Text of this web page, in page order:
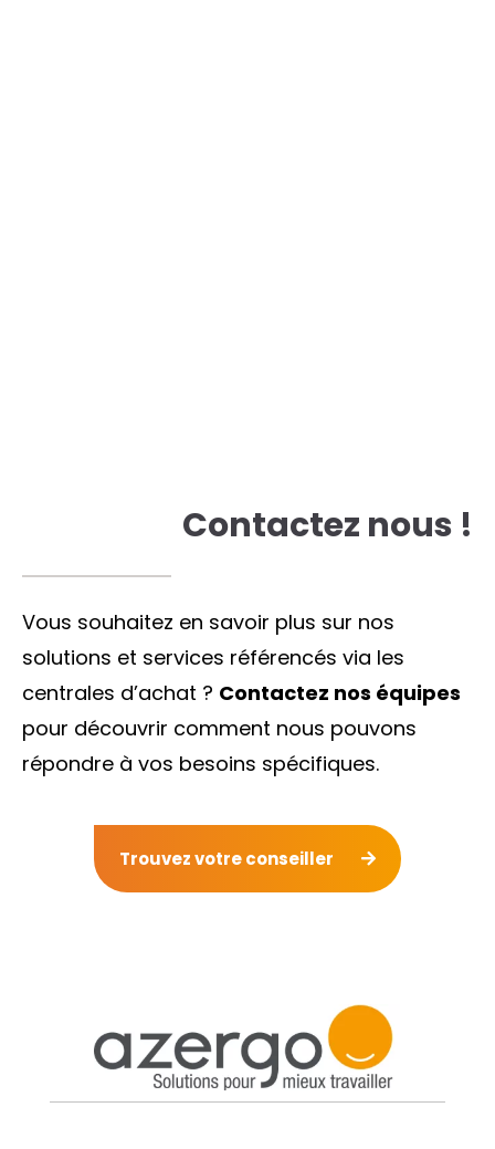
Contactez nous !
Vous souhaitez en savoir plus sur nos
solutions et services référencés via les
centrales d’achat ? Contactez nos équipes
pour découvrir comment nous pouvons
répondre à vos besoins spécifiques.
Trouvez votre conseiller